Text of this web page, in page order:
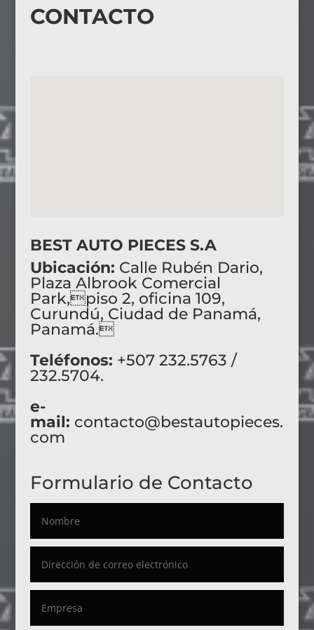
CONTACTO
BEST AUTO PIECES S.A
Ubicación: Calle Rubén Dario,
Plaza Albrook Comercial
Park,piso 2, oficina 109,
Curundú, Ciudad de Panamá,
Panamá.
Teléfonos: +507 232.5763 /
232.5704.
e-
mail: contacto@bestautopieces.
com
Formulario de Contacto